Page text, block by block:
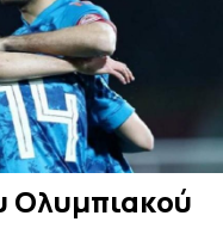
Ολυμπιακού